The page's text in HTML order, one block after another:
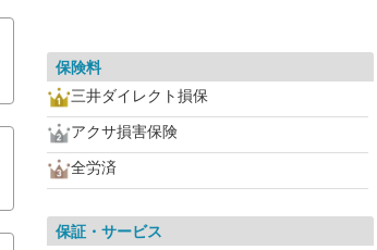
保険料
三井ダイレクト損保
アクサ損害保険
全労済
保証・サービス